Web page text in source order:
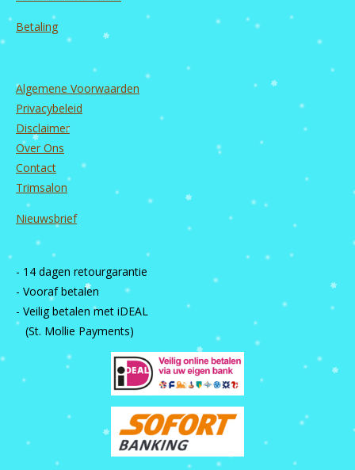
Betaling
Algemene Voorwaarden
Privacybeleid
Disclaimer
Over Ons
Contact
Trimsalon
Nieuwsbrief
- 14 dagen retourgarantie
- Vooraf betalen
- Veilig betalen met iDEAL
(St. Mollie Payments)